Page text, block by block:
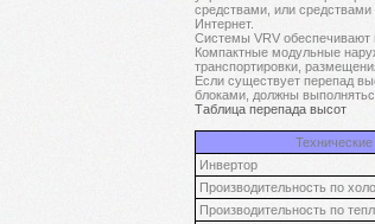
средствами, или
Интернет.
Системы VRV
Компактные модульные
транспортировки,
Если существует перепад
блоками, должны
Таблица перепада высот
Инвертор
Производительность по
Производительность по